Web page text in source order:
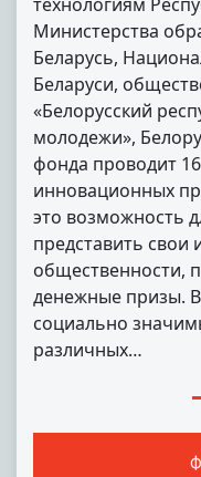
Министерства
Беларусь,
Беларуси,
«Белорусский
молодежи»,
фонда проводит
инновационных
это возможность
представить
общественности,
денежные призы.
социально
различных…